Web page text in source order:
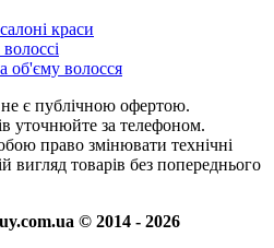
краси
об'єму волосся
є публічною офертою.
уточнюйте за телефоном.
право змінювати технічні
вигляд товарів без попереднього
© 2014 - 2026